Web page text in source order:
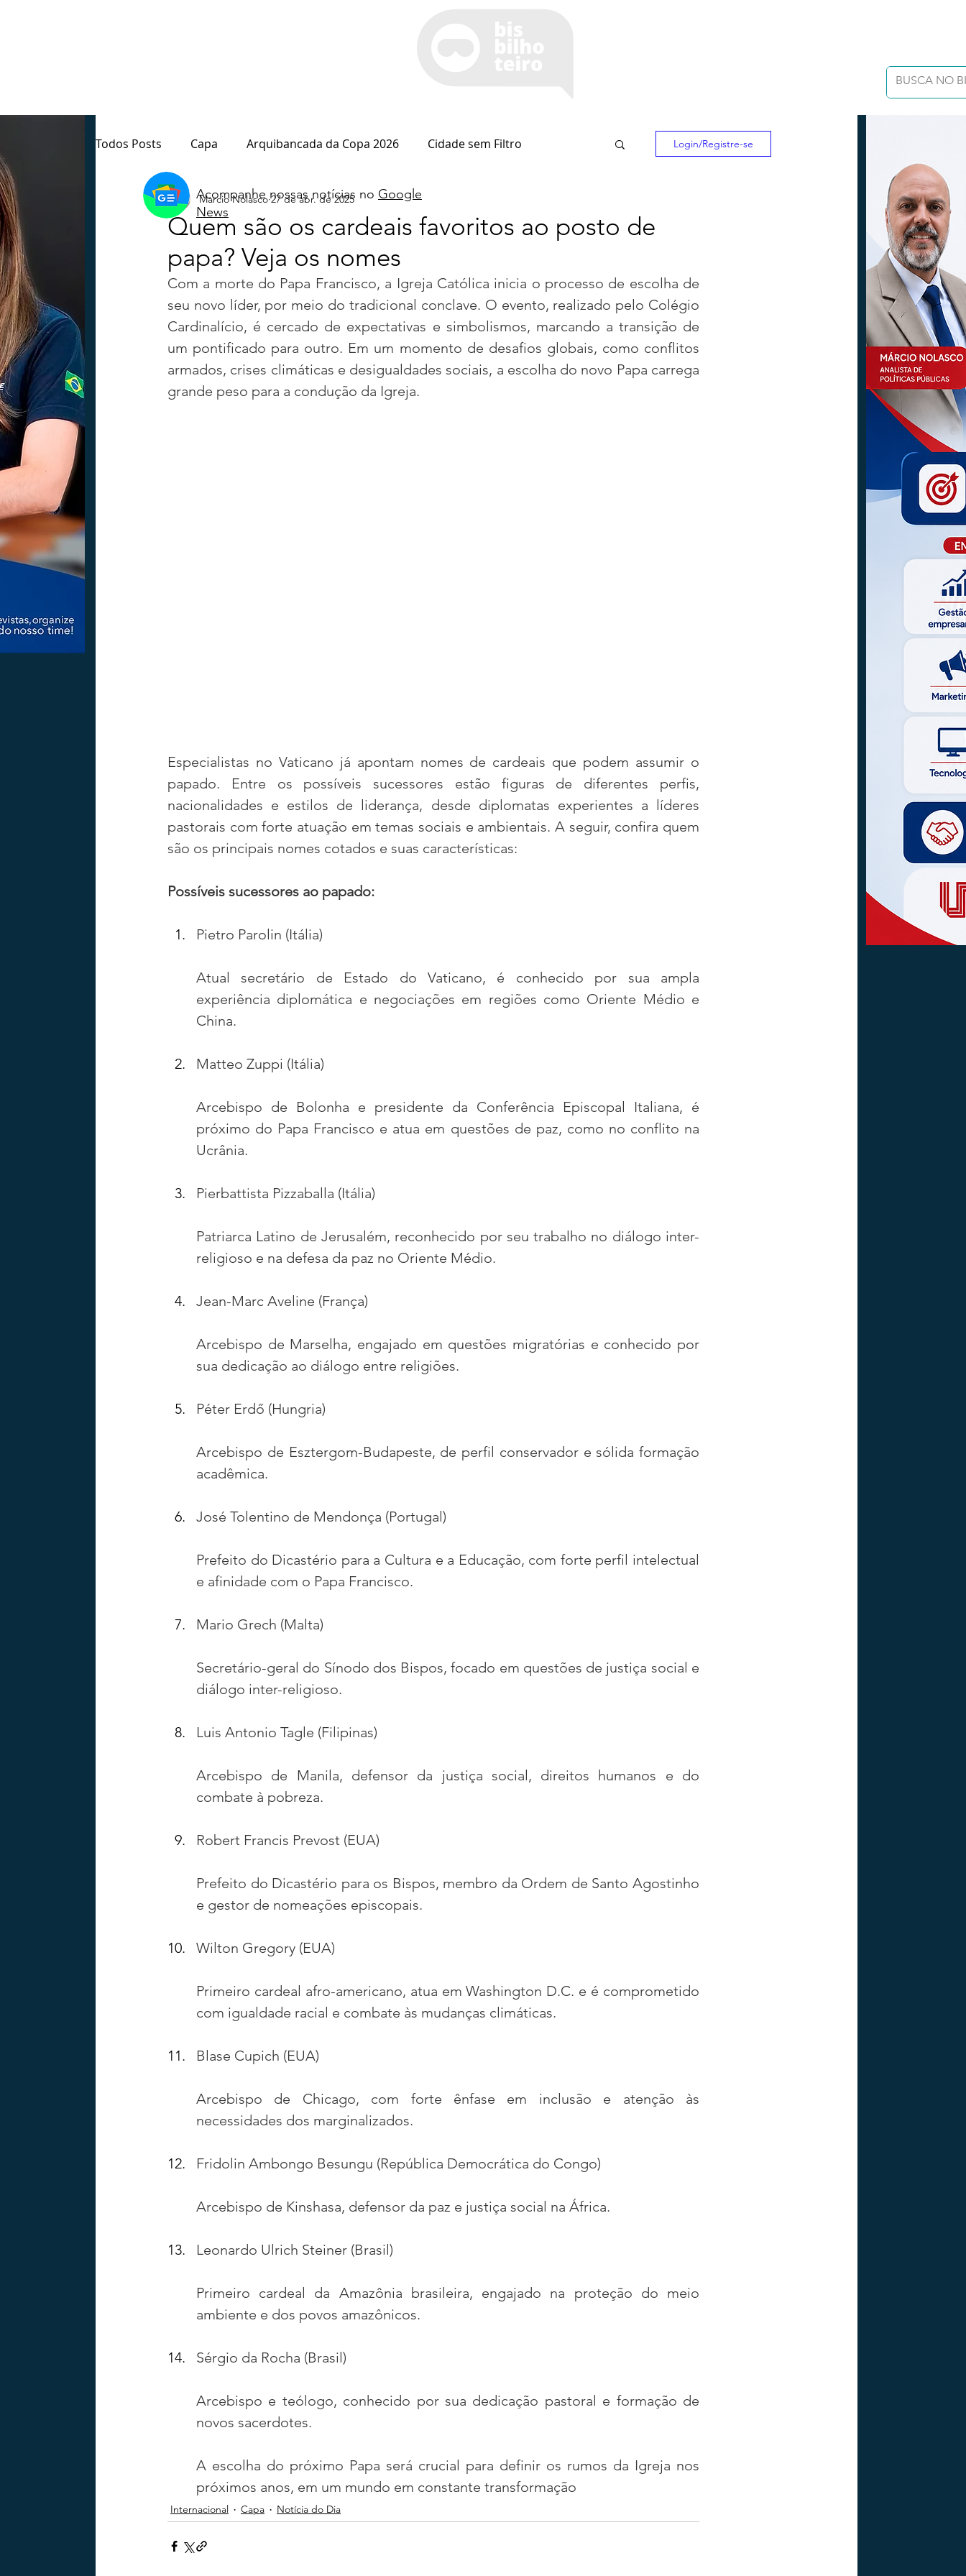
Todos Posts Capa Arquibancada da Copa 2026 Cidade sem Filtro
Quarto Poder Sala de Redação Espaço Itaipu
Destaque Paraná Política Esportes
Coluna André Marsiglia Economia
Tecnologia Nacional Internacional Justiça Fama-Celebridades
Login/Registre-se
Quem são os cardeais favoritos ao posto de
papa? Veja os nomes
Marcio Nolasco 27 de abr. de 2025
Com a morte do Papa Francisco, a Igreja Católica inicia o processo de escolha de
seu novo líder, por meio do tradicional conclave. O evento, realizado pelo Colégio
Cardinalício, é cercado de expectativas e simbolismos, marcando a transição de
um pontificado para outro. Em um momento de desafios globais, como conflitos
armados, crises climáticas e desigualdades sociais, a escolha do novo Papa carrega
grande peso para a condução da Igreja.
Especialistas no Vaticano já apontam nomes de cardeais que podem assumir o
papado. Entre os possíveis sucessores estão figuras de diferentes perfis,
nacionalidades e estilos de liderança, desde diplomatas experientes a líderes
pastorais com forte atuação em temas sociais e ambientais. A seguir, confira quem
são os principais nomes cotados e suas características:
Possíveis sucessores ao papado:
Pietro Parolin (Itália)
Atual secretário de Estado do Vaticano, é conhecido por sua ampla
experiência diplomática e negociações em regiões como Oriente Médio e
China.
Matteo Zuppi (Itália)
Arcebispo de Bolonha e presidente da Conferência Episcopal Italiana, é
próximo do Papa Francisco e atua em questões de paz, como no conflito na
Ucrânia.
Pierbattista Pizzaballa (Itália)
Patriarca Latino de Jerusalém, reconhecido por seu trabalho no diálogo inter-
religioso e na defesa da paz no Oriente Médio.
Jean-Marc Aveline (França)
Arcebispo de Marselha, engajado em questões migratórias e conhecido por
sua dedicação ao diálogo entre religiões.
Péter Erdő (Hungria)
Arcebispo de Esztergom-Budapeste, de perfil conservador e sólida formação
acadêmica.
José Tolentino de Mendonça (Portugal)
Prefeito do Dicastério para a Cultura e a Educação, com forte perfil intelectual
e afinidade com o Papa Francisco.
Mario Grech (Malta)
Secretário-geral do Sínodo dos Bispos, focado em questões de justiça social e
diálogo inter-religioso.
Luis Antonio Tagle (Filipinas)
Arcebispo de Manila, defensor da justiça social, direitos humanos e do
combate à pobreza.
Robert Francis Prevost (EUA)
Prefeito do Dicastério para os Bispos, membro da Ordem de Santo Agostinho
e gestor de nomeações episcopais.
Wilton Gregory (EUA)
Primeiro cardeal afro-americano, atua em Washington D.C. e é comprometido
com igualdade racial e combate às mudanças climáticas.
Blase Cupich (EUA)
Arcebispo de Chicago, com forte ênfase em inclusão e atenção às
necessidades dos marginalizados.
Fridolin Ambongo Besungu (República Democrática do Congo)
Arcebispo de Kinshasa, defensor da paz e justiça social na África.
Leonardo Ulrich Steiner (Brasil)
Primeiro cardeal da Amazônia brasileira, engajado na proteção do meio
ambiente e dos povos amazônicos.
Sérgio da Rocha (Brasil)
Arcebispo e teólogo, conhecido por sua dedicação pastoral e formação de
novos sacerdotes.
A escolha do próximo Papa será crucial para definir os rumos da Igreja nos
próximos anos, em um mundo em constante transformação
Internacional Capa Notícia do Dia
Acompanhe nossas notícias no Google
News